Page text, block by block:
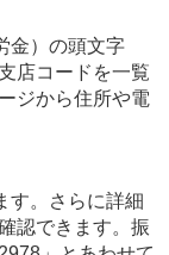
金）の頭文字
店コードを一覧
ジから住所や電
す。さらに詳細
認できます。振